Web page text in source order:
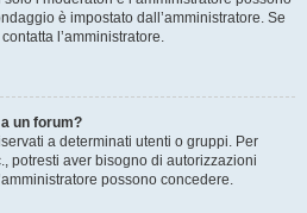
è impostato dall’amministratore. Se
l’amministratore.
un forum?
a determinati utenti o gruppi. Per
potresti aver bisogno di autorizzazioni
possono concedere.